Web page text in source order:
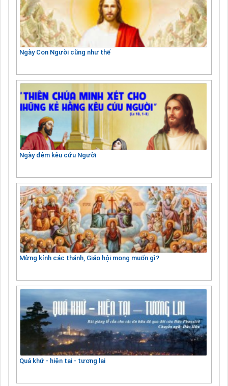
Ngày Con Người cũng như thế
Ngày đêm kêu cứu Người
Mừng kính các thánh, Giáo hội mong muốn gì?
Quá khứ - hiện tại - tương lai